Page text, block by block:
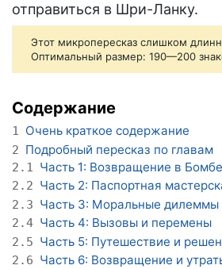
отправиться в Шри-Ланку.
Этот микропересказ слишком
Оптимальный размер: 190—200
Содержание
1 Очень краткое содержание
2 Подробный пересказ по главам
2.1 Часть 1: Возвращение в
2.2 Часть 2: Паспортная
2.3 Часть 3: Моральные дилеммы
2.4 Часть 4: Вызовы и перемены
2.5 Часть 5: Путешествие и
2.6 Часть 6: Возвращение и